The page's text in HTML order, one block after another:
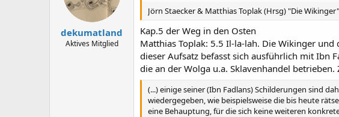
dekumatland
Aktives Mitglied
Jörn Staecker & Matthias Toplak (Hrsg) "Die
Kap.5 der Weg in den Osten
Matthias Toplak: 5.5 Il-la-lah. Die Wikinger und
dieser Aufsatz befasst sich ausführlich mit Ibn
die an der Wolga u.a. Sklavenhandel
(...) einige seiner (Ibn Fadlans) Schilderungen sind
wiedergegeben, wie beispielsweise die bis heute
eine Behauptung, für die sich keine weiteren